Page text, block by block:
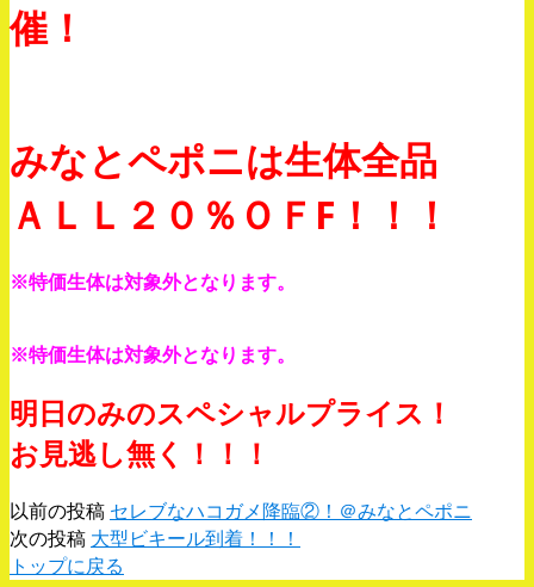
催！
みなとペポニは生体全品
ＡＬＬ２０％ＯＦF！！！
※特価生体は対象外となります。
※特価生体は対象外となります。
明日のみのスペシャルプライス！
お見逃し無く！！！
以前の投稿 セレブなハコガメ降臨②！＠みなとペポニ
次の投稿 大型ビキール到着！！！
トップに戻る